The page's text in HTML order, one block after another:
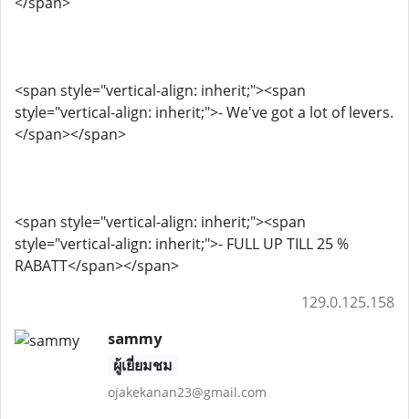
<span style="vertical-align: inherit;"><span
style="vertical-align: inherit;">- We've got a lot of levers.
</span></span>
<span style="vertical-align: inherit;"><span
style="vertical-align: inherit;">- FULL UP TILL 25 %
RABATT</span></span>
129.0.125.158
sammy
ผู้เยี่ยมชม
ojakekanan23@gmail.com